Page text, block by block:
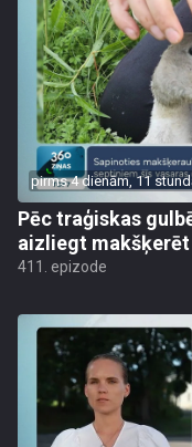
pirms 4 dienām, 11
Pēc traģiskas
aizliegt
411. epizode